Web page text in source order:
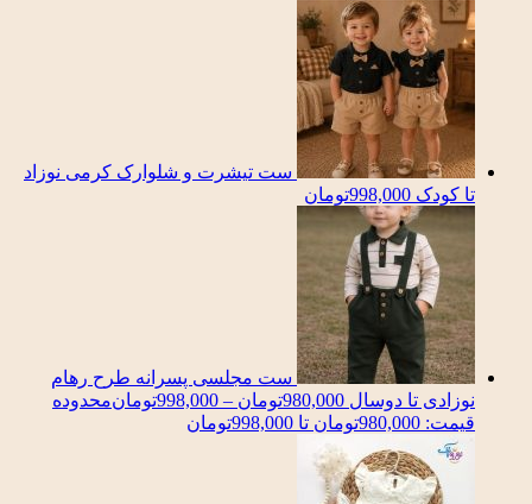
ست تیشرت و شلوارک کرمی نوزاد
تا کودک 998,000تومان
ست مجلسی پسرانه طرح رهام
نوزادی تا دوسال 980,000تومان –
998,000تومانمحدوده
قیمت: 980,000تومان تا 998,000تومان